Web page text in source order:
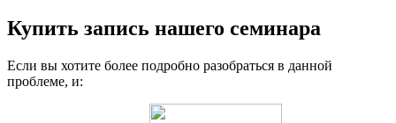
Купить запись нашего семинара
Если вы хотите более подробно разобраться в данной
проблеме, и: